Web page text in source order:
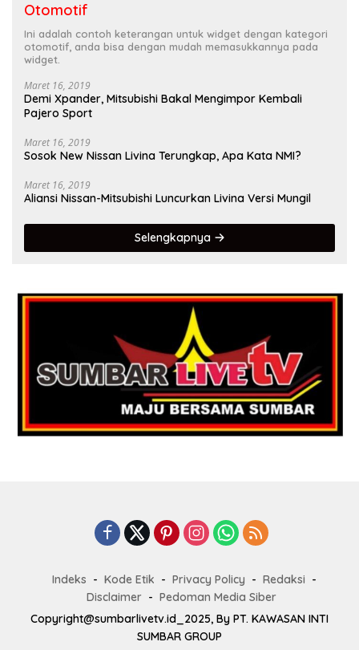
Otomotif
Ini adalah contoh keterangan untuk widget dengan kategori
otomotif, anda bisa dengan mudah memasukkannya pada
widget.
Maret 16, 2019
Demi Xpander, Mitsubishi Bakal Mengimpor Kembali
Pajero Sport
Maret 16, 2019
Sosok New Nissan Livina Terungkap, Apa Kata NMI?
Maret 16, 2019
Aliansi Nissan-Mitsubishi Luncurkan Livina Versi Mungil
Selengkapnya
Indeks Kode Etik Privacy Policy
Redaksi
Disclaimer
Pedoman Media Siber
Copyright@sumbarlivetv.id_2025, By PT. KAWASAN INTI
SUMBAR GROUP